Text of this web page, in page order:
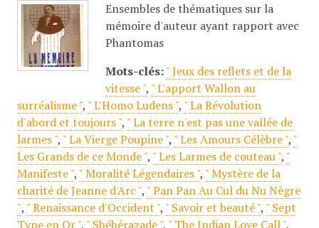
Ensembles de thématiques sur la
mémoire d'auteur ayant rapport avec
Phantomas
Mots-clés: " Jeux des reflets et de la
vitesse ", " L'apport Wallon au
surréalisme ", " L'Homo Ludens ", " La Révolution
d'abord et toujours ", " La terre n'est pas une vallée de
larmes ", " La Vierge Poupine ", " Les Amours Célèbre ", "
Les Grands de ce Monde ", " Les Larmes de couteau ", "
Manifeste ", " Moralité Légendaires ", " Mystère de la
charité de Jeanne d'Arc ", " Pan Pan Au Cul du Nu Nègre
", " Renaissance d'Occident ", " Savoir et beauté ", " Sept
Type en Or ", " Shéhérazade ", " The Indian Love Call ",